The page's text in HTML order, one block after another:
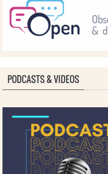
PODCASTS & VIDEOS